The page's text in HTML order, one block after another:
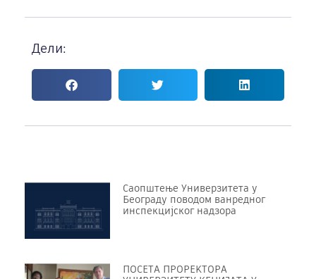
Дели:
Саопштење Универзитета у
Београду поводом ванредног
инспекцијског надзора
ПОСЕТА ПРОРЕKТОРА